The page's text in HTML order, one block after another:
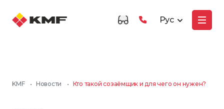
Рус
KMF • Новости • Кто такой созаёмщик и для чего он нужен?